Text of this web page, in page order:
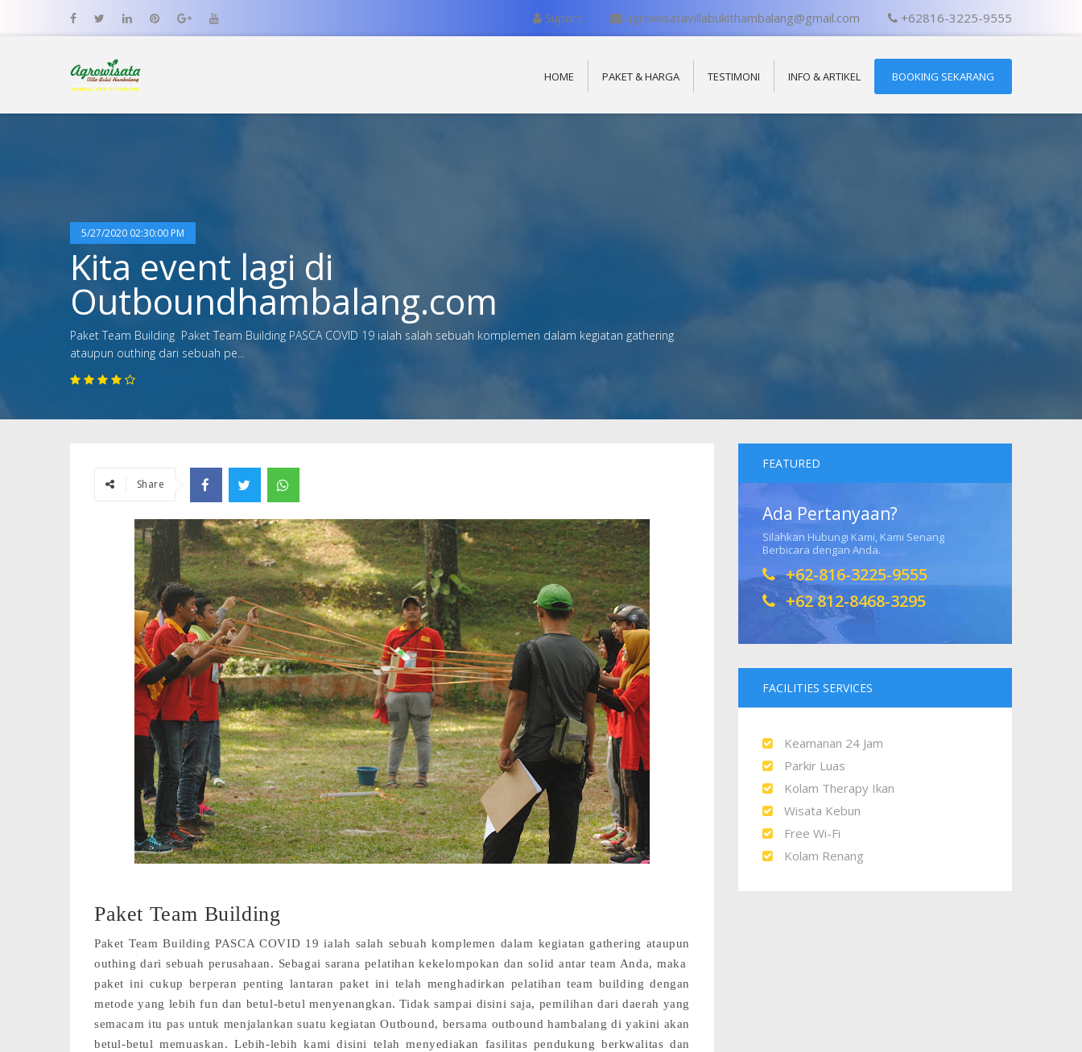
Suport agrowisatavillabukithambalang@gmail.com +62816-3225-9555
HOME PAKET & HARGA TESTIMONI INFO & ARTIKEL BOOKING SEKARANG
5/27/2020 02:30:00 PM
Kita event lagi di
Outboundhambalang.com
Paket Team Building Paket Team Building PASCA COVID 19 ialah salah sebuah komplemen dalam kegiatan gathering
ataupun outhing dari sebuah pe...
Share
Paket Team Building
Paket Team Building PASCA COVID 19 ialah salah sebuah komplemen dalam kegiatan gathering ataupun
outhing dari sebuah perusahaan. Sebagai sarana pelatihan kekelompokan dan solid antar team Anda, maka
paket ini cukup berperan penting lantaran paket ini telah menghadirkan pelatihan team building dengan
metode yang lebih fun dan betul-betul menyenangkan. Tidak sampai disini saja, pemilihan dari daerah yang
semacam itu pas untuk menjalankan suatu kegiatan Outbound, bersama outbound hambalang di yakini akan
betul-betul memuaskan. Lebih-lebih kami disini telah menyediakan fasilitas pendukung berkwalitas dan
FEATURED
Ada Pertanyaan?
Silahkan Hubungi Kami, Kami Senang
Berbicara dengan Anda.
+62-816-3225-9555
+62 812-8468-3295
FACILITIES SERVICES
Keamanan 24 Jam
Parkir Luas
Kolam Therapy Ikan
Wisata Kebun
Free Wi-Fi
Kolam Renang